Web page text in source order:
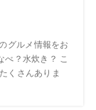
グルメ情報をお
？水炊き？ こ
くさんありま